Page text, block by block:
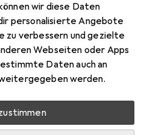
wir diese Daten
personalisierte Angebote
zu verbessern und gezielte
Webseiten oder Apps
Daten auch an
werden.
zum Produkt Kingston
gefunden